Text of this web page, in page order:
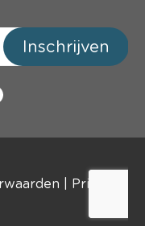
Inschrijven
Privacy